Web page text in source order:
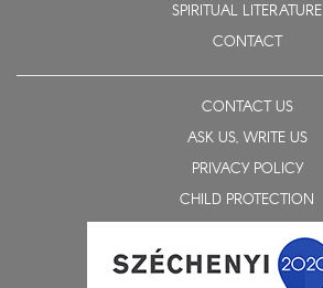
SPIRITUAL LITERATURE
CONTACT
CONTACT US
ASK US, WRITE US
PRIVACY POLICY
CHILD PROTECTION